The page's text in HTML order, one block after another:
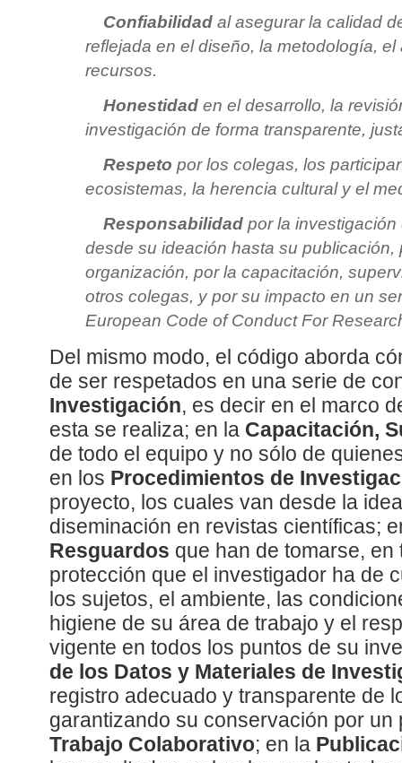
Confiabilidad al asegurar la calidad
reflejada en el diseño, la metodología,
recursos.
Honestidad en el desarrollo, la
investigación de forma transparente,
Respeto por los colegas, los
ecosistemas, la herencia cultural y el
Responsabilidad por la
desde su ideación hasta su publicación,
organización, por la capacitación,
otros colegas, y por su impacto en un
European Code of Conduct For
Del mismo modo, el código aborda
de ser respetados en una serie de
Investigación, es decir en el marco
esta se realiza; en la Capacitación,
de todo el equipo y no sólo de
en los Procedimientos de
proyecto, los cuales van desde la
diseminación en revistas científicas;
Resguardos que han de tomarse, en
protección que el investigador ha de
los sujetos, el ambiente, las
higiene de su área de trabajo y el
vigente en todos los puntos de su
de los Datos y Materiales de
registro adecuado y transparente de
garantizando su conservación por
Trabajo Colaborativo; en la